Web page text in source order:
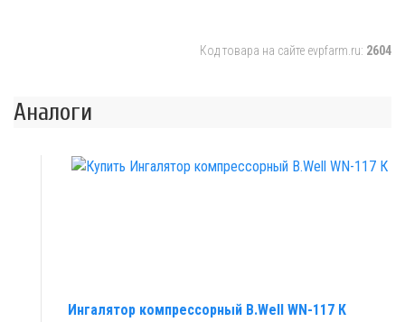
Код товара на сайте evpfarm.ru: 2604
Аналоги
Ингалятор компрессорный B.Well WN-117 К